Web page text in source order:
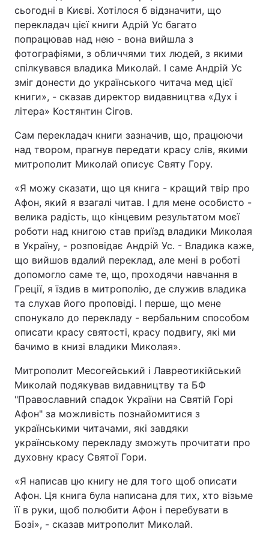
сьогодні в Києві. Хотілося б відзначити, що
перекладач цієї книги Адрій Ус багато
попрацював над нею - вона вийшла з
фотографіями, з обличчями тих людей, з якими
спілкувався владика Миколай. І саме Андрій Ус
зміг донести до українського читача мед цієї
книги», - сказав директор видавництва «Дух і
літера» Костянтин Сігов.
Сам перекладач книги зазначив, що, працюючи
над твором, прагнув передати красу слів, якими
митрополит Миколай описує Святу Гору.
«Я можу сказати, що ця книга - кращий твір про
Афон, який я взагалі читав. І для мене особисто -
велика радість, що кінцевим результатом моєї
роботи над книгою став приїзд владики Миколая
в Україну, - розповідає Андрій Ус. - Владика каже,
що вийшов вдалий переклад, але мені в роботі
допомогло саме те, що, проходячи навчання в
Греції, я їздив в митрополію, де служив владика
та слухав його проповіді. І перше, що мене
спонукало до перекладу - вербальним способом
описати красу святості, красу подвигу, які ми
бачимо в книзі владики Миколая».
Митрополит Месогейський і Лавреотикійський
Миколай подякував видавництву та БФ
"Православний спадок України на Святій Горі
Афон" за можливість познайомитися з
українськими читачами, які завдяки
українському перекладу зможуть прочитати про
духовну красу Святої Гори.
«Я написав цю книгу не для того щоб описати
Афон. Ця книга була написана для тих, хто візьме
її в руки, щоб полюбити Афон і перебувати в
Бозі», - сказав митрополит Миколай.